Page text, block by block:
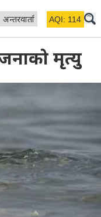
अन्तरवार्ता विचार/ब्लग
AQI: 114
मृत्यु